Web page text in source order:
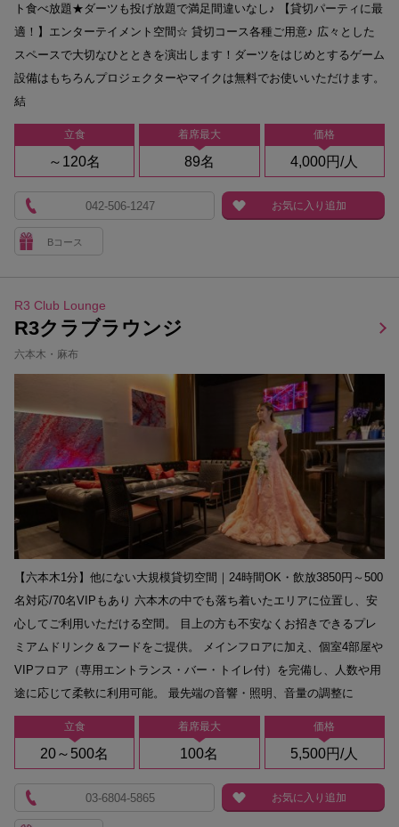
立食
～120名
着席最大
89名
価格
4,000円/人
ト食べ放題★ダーツも投げ放題で満足間違いなし♪ 【貸切パーティに最
適！】エンターテイメント空間☆ 貸切コース各種ご用意♪ 広々とした
スペースで大切なひとときを演出します！ダーツをはじめとするゲーム
設備はもちろんプロジェクターやマイクは無料でお使いいただけます。
結
Bコース
042-506-1247 お気に入り追加
R3 Club Lounge
R3クラブラウンジ
六本木・麻布
立食
20～500名
着席最大
100名
価格
5,500円/人
【六本木1分】他にない大規模貸切空間｜24時間OK・飲放3850円～500
名対応/70名VIPもあり 六本木の中でも落ち着いたエリアに位置し、安
心してご利用いただける空間。 目上の方も不安なくお招きできるプレ
ミアムドリンク＆フードをご提供。 メインフロアに加え、個室4部屋や
VIPフロア（専用エントランス・バー・トイレ付）を完備し、人数や用
途に応じて柔軟に利用可能。 最先端の音響・照明、音量の調整に
03-6804-5865 お気に入り追加